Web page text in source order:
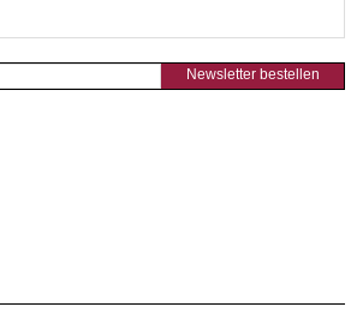
Newsletter bestellen